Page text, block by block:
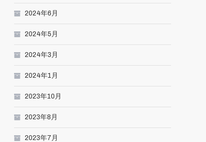
2024年6月
2024年5月
2024年3月
2024年1月
2023年10月
2023年8月
2023年7月